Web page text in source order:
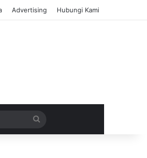
Advertising Hubungi Kami
for